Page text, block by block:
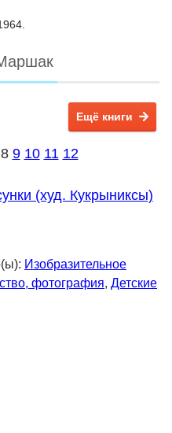
Ещё книги
8 9 10 11 12
(худ. Кукрыниксы)
Изобразительное
фотография, Детские